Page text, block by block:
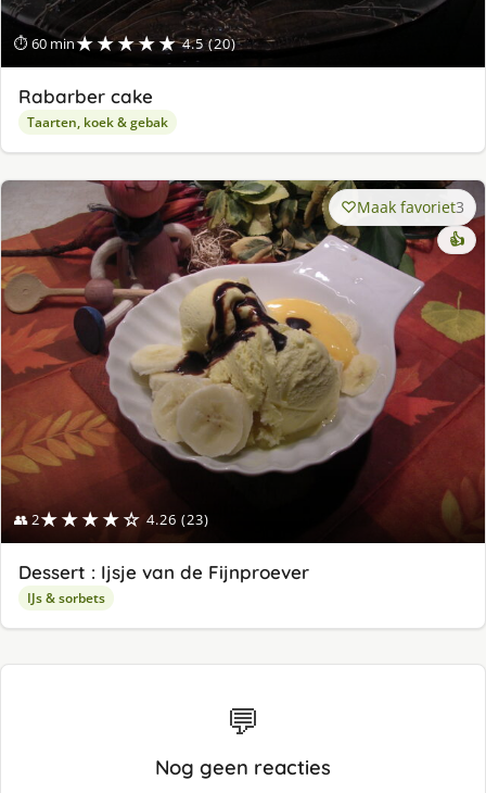
⏱ 60 min★★★★★ 4.5 (20)
Rabarber cake
Taarten, koek & gebak
👥 2★★★★☆ 4.26 (23)
Maak favoriet3
👍
Dessert : Ijsje van de Fijnproever
IJs & sorbets
💬
Nog geen reacties